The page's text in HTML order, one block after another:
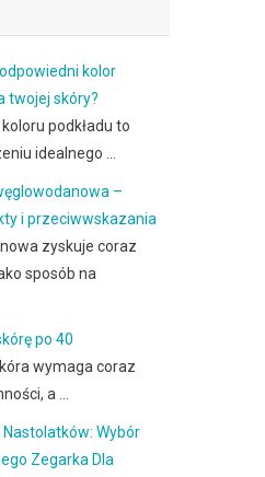
kolor
twojej skóry?
podkładu to
idealnego …
–
i przeciwwskazania
zyskuje coraz
sposób na
po 40
wymaga coraz
a …
Nastolatków: Wybór
Zegarka Dla